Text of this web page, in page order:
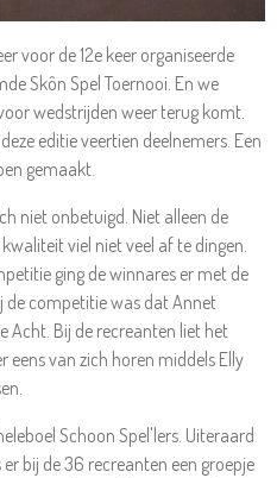
voor de 12e keer organiseerde
Skôn Spel Toernooi. En we
wedstrijden weer terug komt.
editie veertien deelnemers. Een
gemaakt.
niet onbetuigd. Niet alleen de
viel niet veel af te dingen.
ging de winnares er met de
de competitie was dat Annet
Acht. Bij de recreanten liet het
eens van zich horen middels Elly
Schoon Spel'lers. Uiteraard
bij de 36 recreanten een groepje